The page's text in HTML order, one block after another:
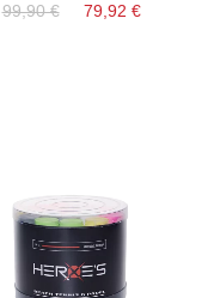
99,90 €
79,92 €